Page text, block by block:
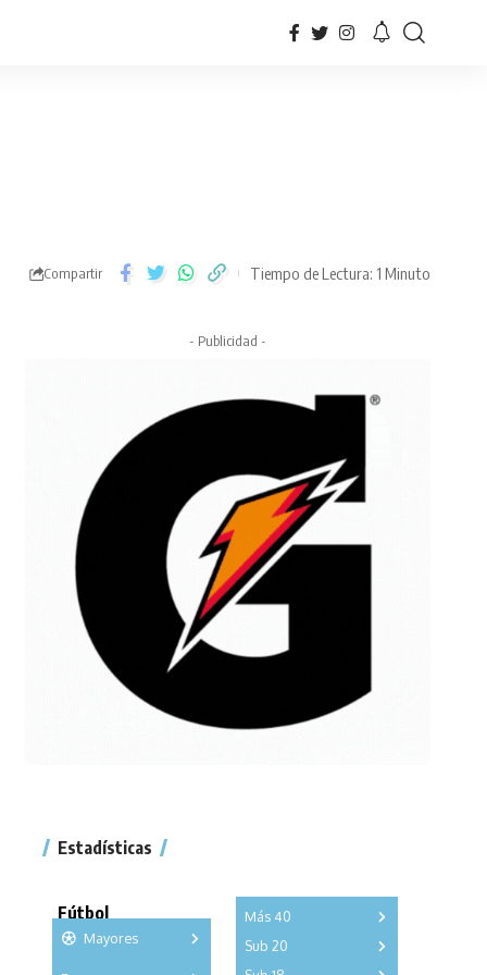
Compartir Tiempo de Lectura: 1 Minuto
- Publicidad -
Estadísticas
Fútbol
Mayores
Más 40
Sub 20